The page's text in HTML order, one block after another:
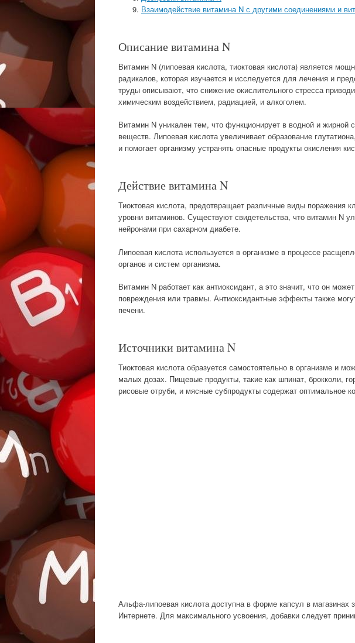
Взаимодействие витамина N с другими соединениями и
Описание витамина N
Витамин N (липоевая кислота, тиоктовая кислота) является
радикалов, которая изучается и исследуется для лечения и
труды описывают, что снижение окислительного стресса
химическим воздействием, радиацией, и алкоголем.
Витамин N уникален тем, что функционирует в водной и жирной
веществ. Липоевая кислота увеличивает образование
и помогает организму устранять опасные продукты окисления
Действие витамина N
Тиоктовая кислота, предотвращает различные виды поражения
уровни витаминов. Существуют свидетельства, что витамин N
нейронами при сахарном диабете.
Липоевая кислота используется в организме в процессе
органов и систем организма.
Витамин N работает как антиоксидант, а это значит, что он
повреждения или травмы. Антиоксидантные эффекты также
печени.
Источники витамина N
Тиоктовая кислота образуется самостоятельно в организме и
малых дозах. Пищевые продукты, такие как шпинат, брокколи,
рисовые отруби, и мясные субпродукты содержат оптимальное
Альфа-липоевая кислота доступна в форме капсул в магазинах
Интернете. Для максимального усвоения, добавки следует